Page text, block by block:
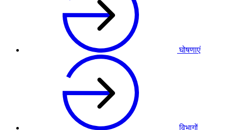
घोषणाएं
विभागों